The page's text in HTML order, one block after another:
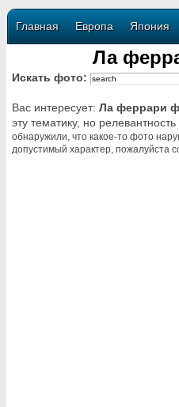
Главная Европа Япония
Ла
Искать фото:
Вас интересует: Ла феррари
эту тематику, но
обнаружили, что какое-то фото
допустимый характер, пожалуйста